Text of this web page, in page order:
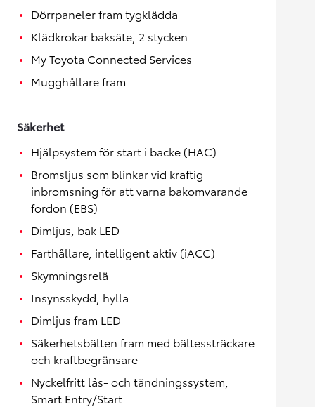
Dörrpaneler fram tygklädda
Klädkrokar baksäte, 2 stycken
My Toyota Connected Services
Mugghållare fram
Säkerhet
Hjälpsystem för start i backe (HAC)
Bromsljus som blinkar vid kraftig
inbromsning för att varna bakomvarande
fordon (EBS)
Dimljus, bak LED
Farthållare, intelligent aktiv (iACC)
Skymningsrelä
Insynsskydd, hylla
Dimljus fram LED
Säkerhetsbälten fram med bältessträckare
och kraftbegränsare
Nyckelfritt lås- och tändningssystem,
Smart Entry/Start